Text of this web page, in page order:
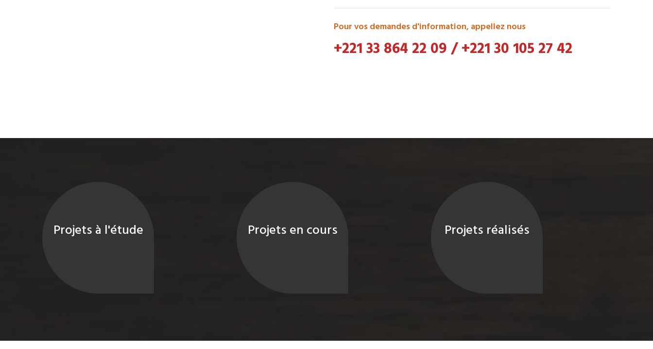
Pour vos demandes d'information, appellez nous
+221 33 864 22 09/+221 30 105 27 42
Projets à l'étude Projets en cours Projets réalisés